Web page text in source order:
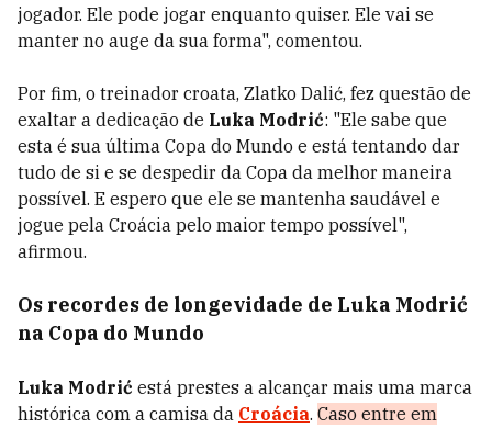
jogador. Ele pode jogar enquanto quiser. Ele vai se
manter no auge da sua forma", comentou.
Por fim, o treinador croata, Zlatko Dalić, fez questão de
exaltar a dedicação de Luka Modrić: "Ele sabe que
esta é sua última Copa do Mundo e está tentando dar
tudo de si e se despedir da Copa da melhor maneira
possível. E espero que ele se mantenha saudável e
jogue pela Croácia pelo maior tempo possível",
afirmou.
Os recordes de longevidade de Luka Modrić
na Copa do Mundo
Luka Modrić está prestes a alcançar mais uma marca
histórica com a camisa da Croácia. Caso entre em